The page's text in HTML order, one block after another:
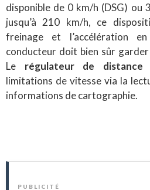
disponible de 0 km/h (DSG) ou
jusqu’à 210 km/h, ce
freinage et l’accélération
conducteur doit bien sûr
Le régulateur de distance
limitations de vitesse via la
informations de cartographie.